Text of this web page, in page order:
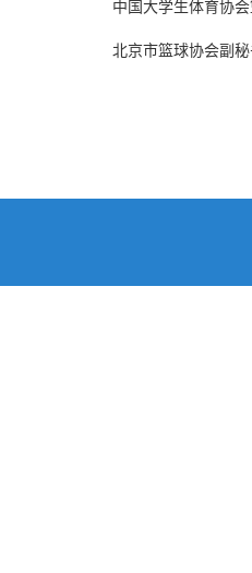
中国大学生体育协
北京市篮球协会副